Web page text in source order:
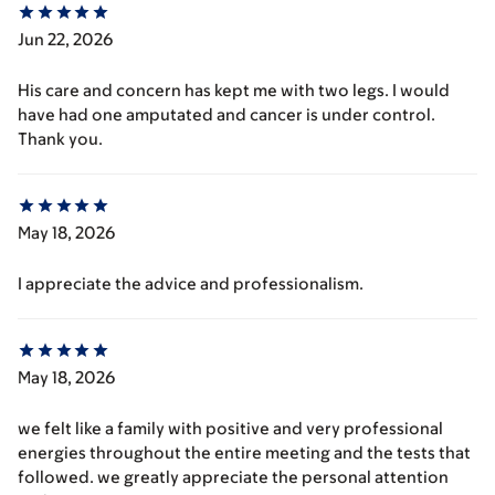
Jun 22, 2026
His care and concern has kept me with two legs. I would
have had one amputated and cancer is under control.
Thank you.
May 18, 2026
I appreciate the advice and professionalism.
May 18, 2026
we felt like a family with positive and very professional
energies throughout the entire meeting and the tests that
followed. we greatly appreciate the personal attention